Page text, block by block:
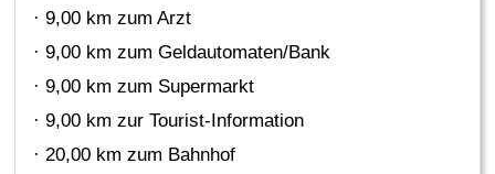
· 9,00 km zum Arzt
· 9,00 km zum Geldautomaten/Bank
· 9,00 km zum Supermarkt
· 9,00 km zur Tourist-Information
· 20,00 km zum Bahnhof